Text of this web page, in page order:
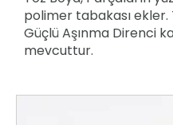
polimer tabakası
Güçlü Aşınma Direnci
mevcuttur.